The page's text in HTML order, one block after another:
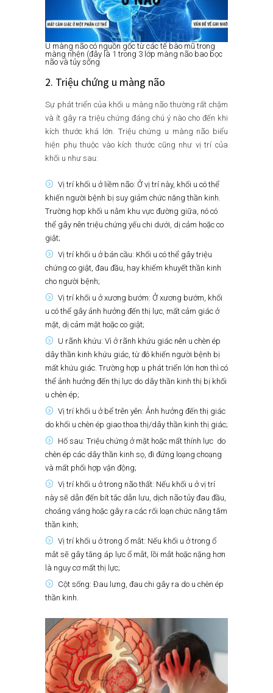
U màng não có nguồn gốc từ các tế bào mũ trong
màng nhện (đây là 1 trong 3 lớp màng não bao bọc
não và tủy sống
2. Triệu chứng u màng não
Sự phát triển của khối u màng não thường rất chậm
và ít gây ra triệu chứng đáng chú ý nào cho đến khi
kích thước khá lớn. Triệu chứng u màng não biểu
hiện phụ thuộc vào kích thước cũng như vị trí của
khối u như sau:
Vị trí khối u ở liềm não: Ở vị trí này, khối u có thể
khiến người bệnh bị suy giảm chức năng thần kinh.
Trường hợp khối u nằm khu vực đường giữa, nó có
thể gây nên triệu chứng yếu chi dưới, dị cảm hoặc co
giật;
Vị trí khối u ở bán cầu: Khối u có thể gây triệu
chứng co giật, đau đầu, hay khiếm khuyết thần kinh
cho người bệnh;
Vị trí khối u ở xương bướm: Ở xương bướm, khối
u có thể gây ảnh hưởng đến thị lực, mất cảm giác ở
mặt, dị cảm mặt hoặc co giật;
U rãnh khứu: Vì ở rãnh khứu giác nên u chèn ép
dây thần kinh khứu giác, từ đó khiến người bệnh bị
mất khứu giác. Trường hợp u phát triển lớn hơn thì có
thể ảnh hưởng đến thị lực do dây thần kinh thị bị khối
u chèn ép;
Vị trí khối u ở bể trên yên: Ảnh hưởng đến thị giác
do khối u chèn ép giao thoa thị/dây thần kinh thị giác;
Hố sau: Triệu chứng ở mặt hoặc mất thính lực do
chèn ép các dây thần kinh sọ, đi đứng loạng choạng
và mất phối hợp vận động;
Vị trí khối u ở trong não thất: Nếu khối u ở vị trí
này sẽ dẫn đến bít tắc dẫn lưu, dịch não tủy đau đầu,
choáng váng hoặc gây ra các rối loạn chức năng tâm
thần kinh;
Vị trí khối u ở trong ổ mắt: Nếu khối u ở trong ổ
mắt sẽ gây tăng áp lực ổ mắt, lồi mắt hoặc nặng hơn
là nguy cơ mất thị lực;
Cột sống: Đau lưng, đau chi gây ra do u chèn ép
thần kinh.